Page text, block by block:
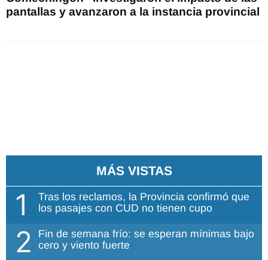
pantallas y avanzaron a la instancia provincial
MÁS VISTAS
1
Tras los reclamos, la Provincia confirmó que
los pasajes con CUD no tienen cupo
2
Fin de semana frío: se esperan mínimas bajo
cero y viento fuerte